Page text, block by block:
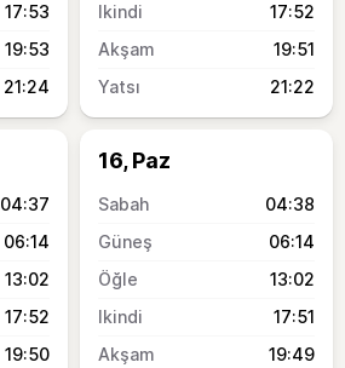
17:53
19:53
21:24
17:52
19:51
21:22
04:37
06:14
13:02
17:52
19:50
16, Paz
04:38
06:14
13:02
17:51
19:49